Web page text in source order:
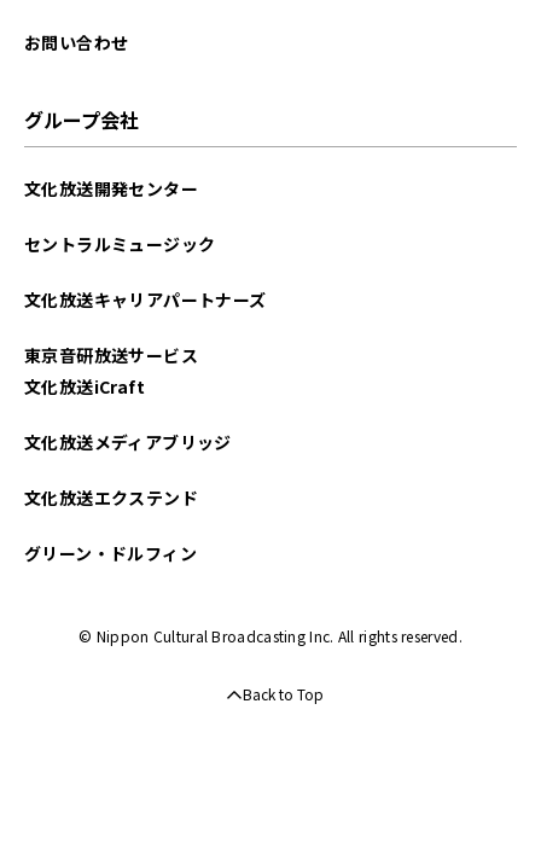
お問い合わせ
グループ会社
文化放送開発センター
セントラルミュージック
文化放送キャリアパートナーズ
東京音研放送サービス
文化放送iCraft
文化放送メディアブリッジ
文化放送エクステンド
グリーン・ドルフィン
© Nippon Cultural Broadcasting Inc. All rights reserved.
Back to Top